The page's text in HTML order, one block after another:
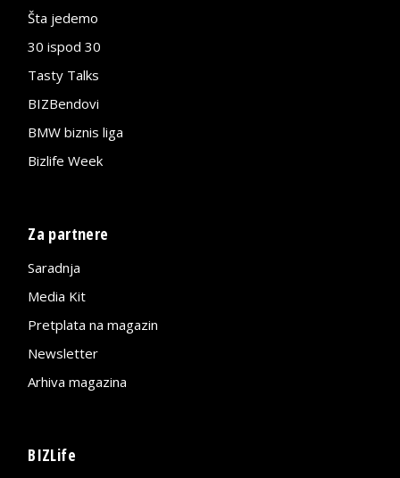
Šta jedemo
30 ispod 30
Tasty Talks
BIZBendovi
BMW biznis liga
Bizlife Week
Za partnere
Saradnja
Media Kit
Pretplata na magazin
Newsletter
Arhiva magazina
BIZLife